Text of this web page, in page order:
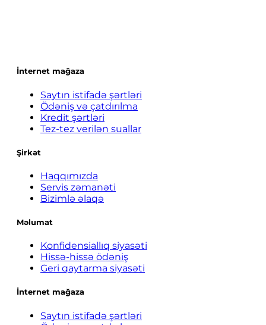
İnternet mağaza
Saytın istifadə şərtləri
Ödəniş və çatdırılma
Kredit şərtləri
Tez-tez verilən suallar
Şirkət
Haqqımızda
Servis zəmanəti
Bizimlə əlaqə
Məlumat
Konfidensiallıq siyasəti
Hissə-hissə ödəniş
Geri qaytarma siyasəti
İnternet mağaza
Saytın istifadə şərtləri